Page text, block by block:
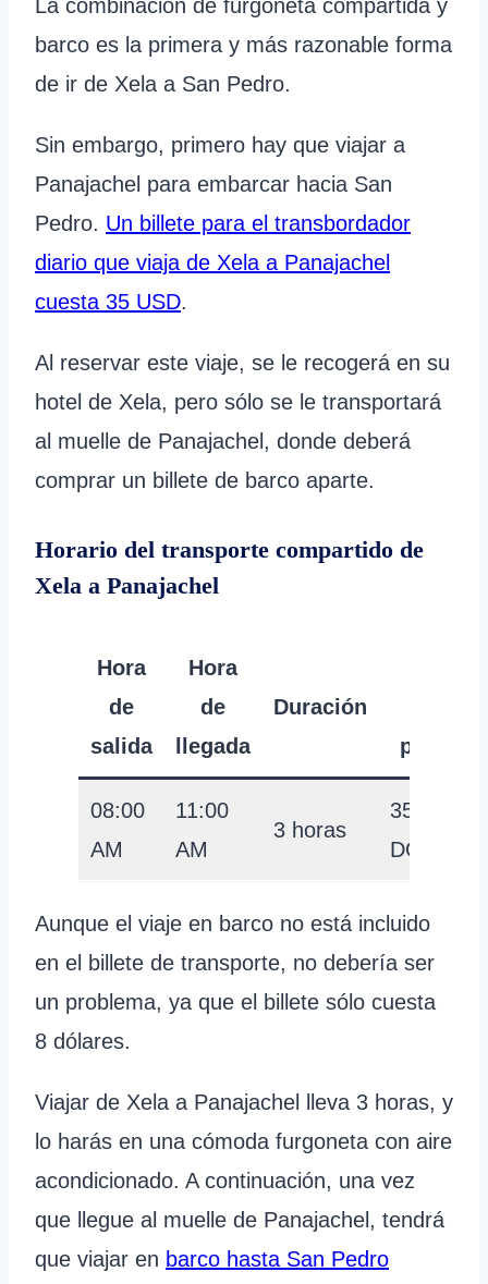
La combinación de furgoneta compartida y
barco es la primera y más razonable forma
de ir de Xela a San Pedro.
Sin embargo, primero hay que viajar a
Panajachel para embarcar hacia San
Pedro. Un billete para el transbordador
diario que viaja de Xela a Panajachel
cuesta 35 USD.
Al reservar este viaje, se le recogerá en su
hotel de Xela, pero sólo se le transportará
al muelle de Panajachel, donde deberá
comprar un billete de barco aparte.
Horario del transporte compartido de
Xela a Panajachel
Hora
de
salida
Hora
de
llegada
Duración
persona
08:00
AM
11:00
AM
3 horas
35
Aunque el viaje en barco no está incluido
en el billete de transporte, no debería ser
un problema, ya que el billete sólo cuesta
8 dólares.
Viajar de Xela a Panajachel lleva 3 horas, y
lo harás en una cómoda furgoneta con aire
acondicionado. A continuación, una vez
que llegue al muelle de Panajachel, tendrá
que viajar en barco hasta San Pedro